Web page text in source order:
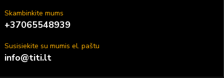
Skambinkite mums
+37065548939
Susisiekite su mumis el. paštu
info@titi.lt